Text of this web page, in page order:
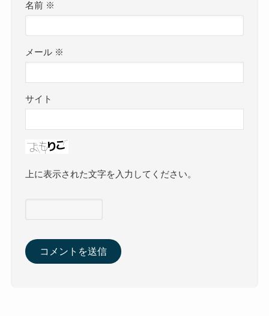
名前 ※
メール ※
サイト
上に表示された文字を入力してください。